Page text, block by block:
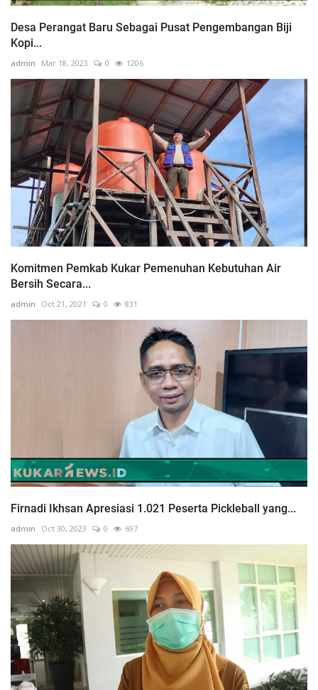
Desa Perangat Baru Sebagai Pusat Pengembangan Biji
Kopi...
admin Mar 18, 2023 0 1206
Komitmen Pemkab Kukar Pemenuhan Kebutuhan Air
Bersih Secara...
admin Oct 21, 2021 0 831
Firnadi Ikhsan Apresiasi 1.021 Peserta Pickleball yang...
admin Oct 30, 2023 0 697